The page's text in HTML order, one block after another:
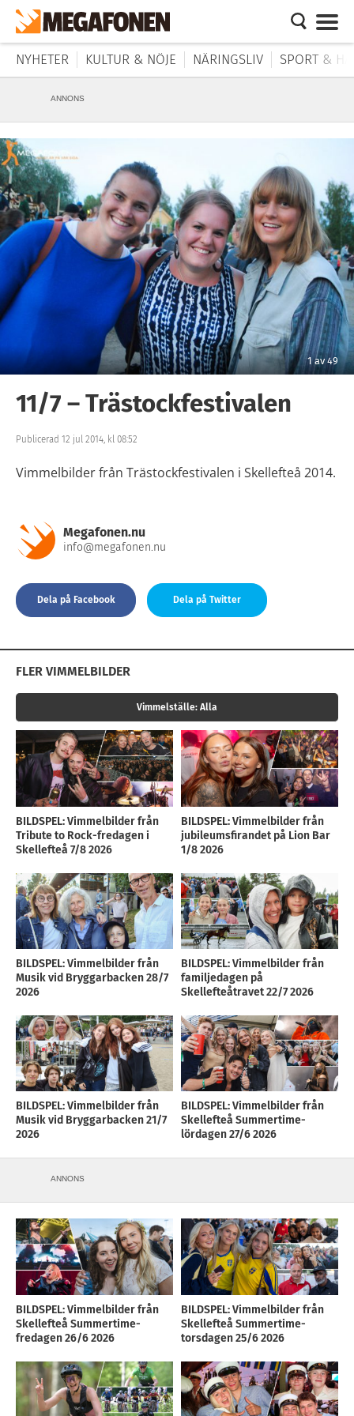
NYHETER KULTUR & NÖJE NÄRINGSLIV SPORT &
ANNONS
1av49
11/7 – Trästockfestivalen
Publicerad 12 jul 2014, kl 08:52
Vimmelbilder från Trästockfestivalen i Skellefteå 2014.
Megafonen.nu
info@megafonen.nu
Dela på Facebook Dela på Twitter
FLER VIMMELBILDER
Vimmelställe: Alla
BILDSPEL: Vimmelbilder från
Tribute to Rock-fredagen i
Skellefteå 7/8 2026
BILDSPEL: Vimmelbilder från
jubileumsfirandet på Lion Bar
1/8 2026
BILDSPEL: Vimmelbilder från
Musik vid Bryggarbacken 28/7
2026
BILDSPEL: Vimmelbilder från
familjedagen på
Skellefteåtravet 22/7 2026
BILDSPEL: Vimmelbilder från
Musik vid Bryggarbacken 21/7
2026
BILDSPEL: Vimmelbilder från
Skellefteå Summertime-
lördagen 27/6 2026
ANNONS
BILDSPEL: Vimmelbilder från
Skellefteå Summertime-
fredagen 26/6 2026
BILDSPEL: Vimmelbilder från
Skellefteå Summertime-
torsdagen 25/6 2026